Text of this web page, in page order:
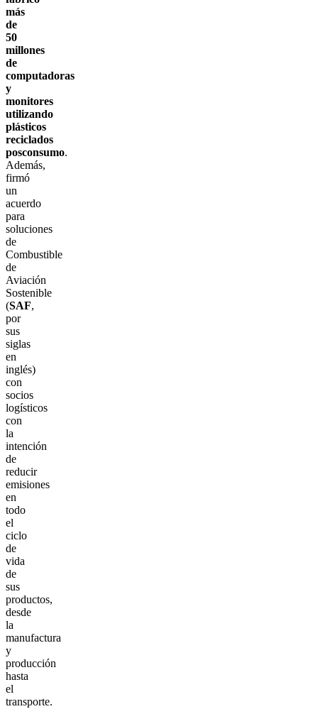
más
de
50
millones
de
computadoras
y
monitores
utilizando
plásticos
reciclados
posconsumo.
Además,
firmó
un
acuerdo
para
soluciones
de
Combustible
de
Aviación
Sostenible
(SAF,
por
sus
siglas
en
inglés)
con
socios
logísticos
con
la
intención
de
reducir
emisiones
en
todo
el
ciclo
de
vida
de
sus
productos,
desde
la
manufactura
y
producción
hasta
el
transporte.